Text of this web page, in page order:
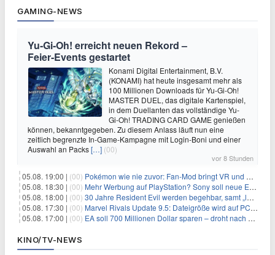
GAMING-NEWS
Yu‑Gi‑Oh! erreicht neuen Rekord –
Feier‑Events gestartet
Konami Digital Entertainment, B.V.
(KONAMI) hat heute insgesamt mehr als
100 Millionen Downloads für Yu-Gi-Oh!
MASTER DUEL, das digitale Kartenspiel,
in dem Duellanten das vollständige Yu-
Gi-Oh! TRADING CARD GAME genießen
können, bekanntgegeben. Zu diesem Anlass läuft nun eine
zeitlich begrenzte In-Game-Kampagne mit Login-Boni und einer
Auswahl an Packs[…] (00)
vor 8 Stunden
05.08. 19:00 | (00) Pokémon wie nie zuvor: Fan-Mod bringt VR und Ego-Perspektive nach Kanto
05.08. 18:30 | (00) Mehr Werbung auf PlayStation? Sony soll neue Einnahmequellen prüfen
05.08. 18:00 | (00) 30 Jahre Resident Evil werden begehbar, samt „lebensgroßem Leon“
05.08. 17:30 | (00) Marvel Rivals Update 9.5: Dateigröße wird auf PC und Konsolen deutlich reduziert
05.08. 17:00 | (00) EA soll 700 Millionen Dollar sparen – droht nach der Übernahme die nächste Entlassungswelle?
KINO/TV-NEWS